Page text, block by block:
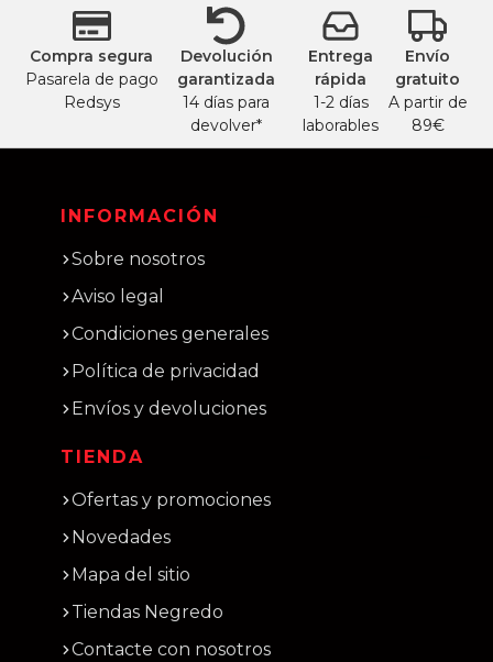
Compra segura
Pasarela de pago
Redsys
Devolución
garantizada
14 días para
devolver*
Entrega
rápida
1-2 días
laborables
Envío
gratuito
A partir de
89€
INFORMACIÓN
Sobre nosotros
Aviso legal
Condiciones generales
Política de privacidad
Envíos y devoluciones
TIENDA
Ofertas y promociones
Novedades
Mapa del sitio
Tiendas Negredo
Contacte con nosotros